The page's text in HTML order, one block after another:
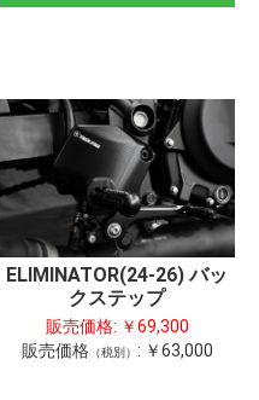
ELIMINATOR(24-26) バッ
クステップ
販売価格: ￥69,300
販売価格（税別） : ￥63,000